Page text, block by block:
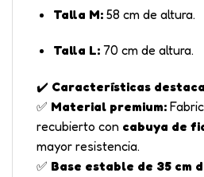
Talla M:58 cm de altura.
Talla L:70 cm de altura.
✔️ Características
✅ Material premium:
recubierto con cabuya de
mayor resistencia.
✅ Base estable de 35 cm